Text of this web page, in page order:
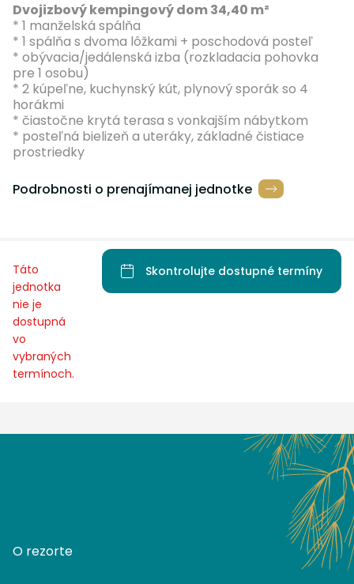
Dvojizbový kempingový dom 34,40 m²
* 1 manželská spálňa
* 1 spálňa s dvoma lôžkami + poschodová posteľ
* obývacia/jedálenská izba (rozkladacia pohovka
pre 1 osobu)
* 2 kúpeľne, kuchynský kút, plynový sporák so 4
horákmi
* čiastočne krytá terasa s vonkajším nábytkom
* posteľná bielizeň a uteráky, základné čistiace
prostriedky
Podrobnosti o prenajímanej jednotke
Táto
jednotka
nie je
dostupná
vo
vybraných
termínoch.
Skontrolujte dostupné termíny
O rezorte